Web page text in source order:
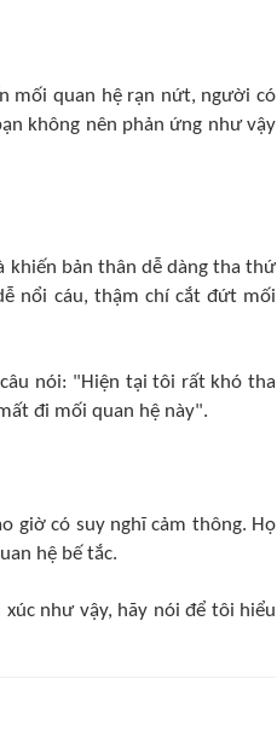
mối quan hệ rạn nứt, người có
không nên phản ứng như vậy
khiến bản thân dễ dàng tha thứ
nổi cáu, thậm chí cắt đứt mối
nói: "Hiện tại tôi rất khó tha
đi mối quan hệ này".
giờ có suy nghĩ cảm thông. Họ
hệ bế tắc.
như vậy, hãy nói để tôi hiểu